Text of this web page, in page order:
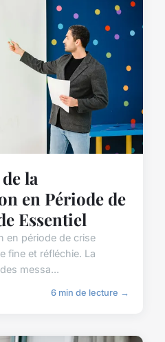
la
en Période de
Essentiel
en période de crise
fine et réfléchie. La
messa...
6 min de lecture →